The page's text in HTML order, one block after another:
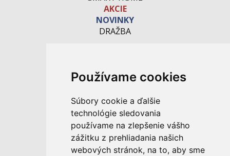
Používame cookies
Súbory cookie a ďalšie
technológie sledovania
používame na zlepšenie vášho
zážitku z prehliadania našich
webových stránok, na to, aby sme
AKCIE
NOVINKY
DRAŽBA
955 01 Topoľčany
Slovenská republika
E-mail: info@abcom.sk
Tel: +421 38 53 62 611